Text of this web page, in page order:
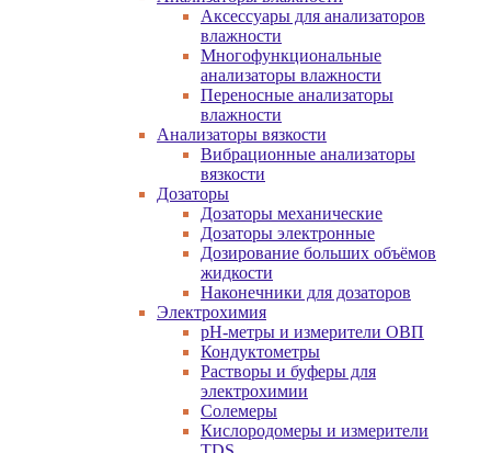
Аксессуары для анализаторов
влажности
Многофункциональные
анализаторы влажности
Переносные анализаторы
влажности
Анализаторы вязкости
Вибрационные анализаторы
вязкости
Дозаторы
Дозаторы механические
Дозаторы электронные
Дозирование больших объёмов
жидкости
Наконечники для дозаторов
Электрохимия
pH-метры и измерители ОВП
Кондуктометры
Растворы и буферы для
электрохимии
Солемеры
Кислородомеры и измерители